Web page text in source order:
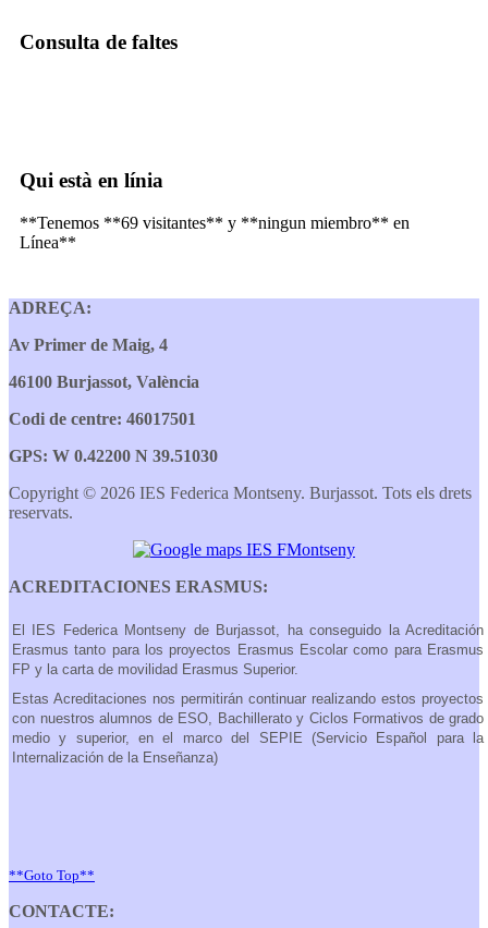
Consulta de faltes
Qui està en línia
**Tenemos **69 visitantes** y **ningun miembro** en
Línea**
ADREÇA:
Av Primer de Maig, 4
46100 Burjassot, València
Codi de centre: 46017501
GPS: W 0.42200 N 39.51030
Copyright © 2026 IES Federica Montseny. Burjassot. Tots els drets
reservats.
ACREDITACIONES ERASMUS:
El IES Federica Montseny de Burjassot, ha conseguido la Acreditación
Erasmus tanto para los proyectos Erasmus Escolar como para Erasmus
FP y la carta de movilidad Erasmus Superior.
Estas Acreditaciones nos permitirán continuar realizando estos proyectos
con nuestros alumnos de ESO, Bachillerato y Ciclos Formativos de grado
medio y superior, en el marco del SEPIE (Servicio Español para la
Internalización de la Enseñanza)
**Goto Top**
CONTACTE: